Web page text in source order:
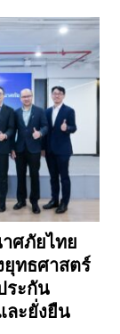
ศภัยไทย
ทธศาสตร์
ระกัน
ะยั่งยืน